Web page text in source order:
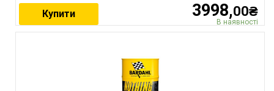
3998,00₴
В наявності
Купити